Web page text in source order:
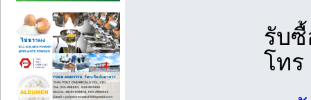
รับ
โทร